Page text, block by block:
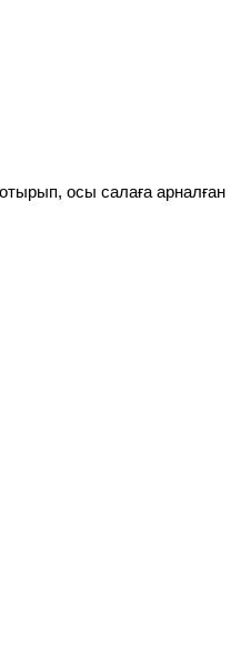
осы салаға арналған